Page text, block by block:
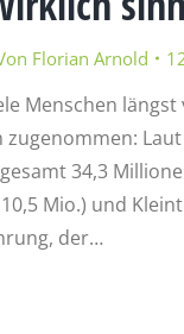
Florian Arnold
Menschen
34,3
Mio.) und
der…